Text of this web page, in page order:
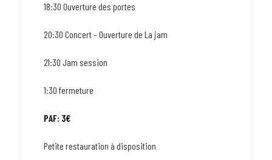
18:30 Ouverture des portes
20:30 Concert – Ouverture de La jam
21:30 Jam session
1:30 fermeture
PAF: 3€
Petite restauration à disposition